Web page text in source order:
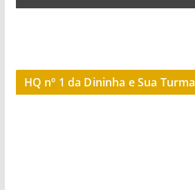
HQ nº 1 da Dininha e Sua Turma